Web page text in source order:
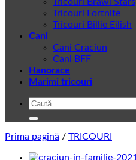
Tricouri Fortnite
Tricouri Billie Eilish
Cani
Cani Craciun
Cani BFF
Hanorace
Marimi tricouri
Caută
Prima pagină / TRICOURI